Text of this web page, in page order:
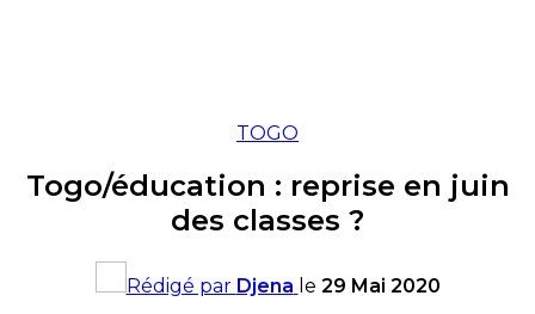
TOGO
Togo/éducation : reprise en juin
des classes ?
Rédigé par Djena le 29 Mai 2020